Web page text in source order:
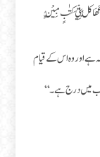
كُلٌّ فِيْ كِتٰبٍ مُّبِيْنٍ
ہے اور وہ اس کے قیام
میں درج ہے ۔‘‘